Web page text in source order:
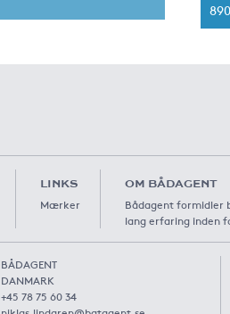
LINKS
Mærker
OM BÅDAGENT
Bådagent formidler
lang erfaring inden
BÅDAGENT
DANMARK
+45 78 75 60 34